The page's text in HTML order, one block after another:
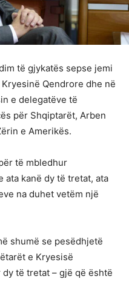
të gjykatës sepse jemi
Qendrore dhe në
e delegatëve të
për Shqiptarët, Arben
e Amerikës.
të mbledhur
kanë dy të tretat, ata
na duhet vetëm një
shumë se pesëdhjetë
e Kryesisë
të tretat – gjë që është